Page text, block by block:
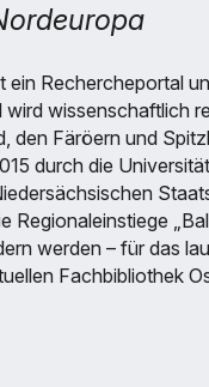
Rechercheportal
wissenschaftlich
den Färöern und
durch die
werden – für das
Fachbibliothek